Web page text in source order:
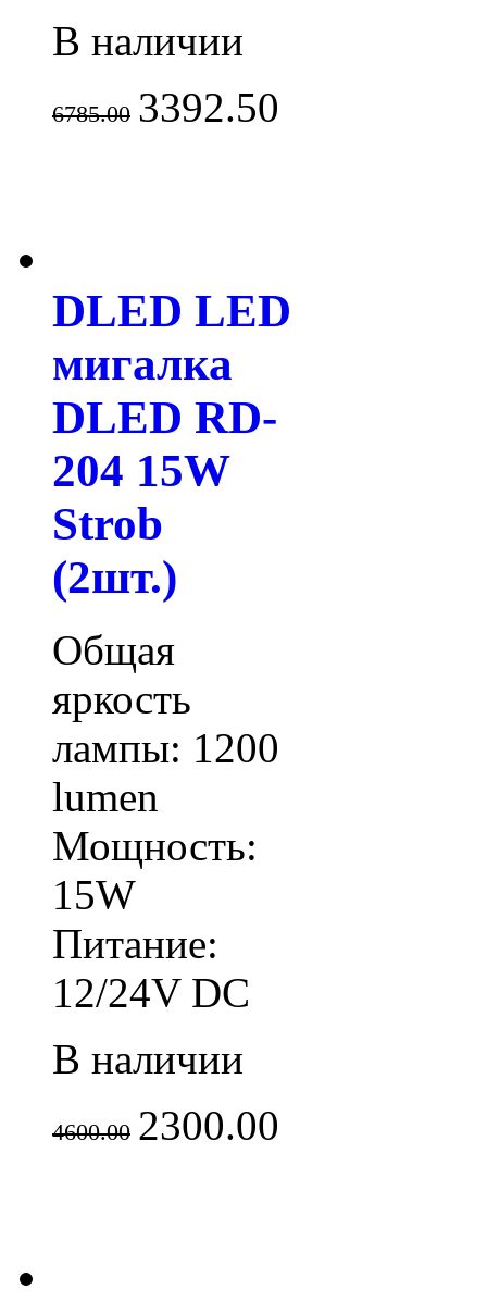
В наличии
6785.00 3392.50
DLED LED
мигалка
DLED RD-
204 15W
Strob
(2шт.)
Общая
яркость
лампы: 1200
lumen
Мощность:
15W
Питание:
12/24V DC
В наличии
4600.00 2300.00